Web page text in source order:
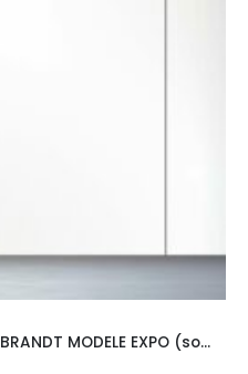
LAVE VAISELLE ENCASTRABLE BRANDT MODELE EXPO (sous réserve de disponibilité en magasin)